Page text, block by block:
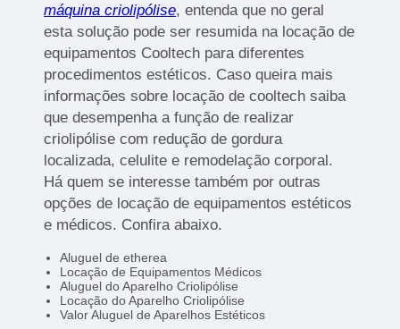
máquina criolipólise, entenda que no geral
esta solução pode ser resumida na locação de
equipamentos Cooltech para diferentes
procedimentos estéticos. Caso queira mais
informações sobre locação de cooltech saiba
que desempenha a função de realizar
criolipólise com redução de gordura
localizada, celulite e remodelação corporal.
Há quem se interesse também por outras
opções de locação de equipamentos estéticos
e médicos. Confira abaixo.
Aluguel de etherea
Locação de Equipamentos Médicos
Aluguel do Aparelho Criolipólise
Locação do Aparelho Criolipólise
Valor Aluguel de Aparelhos Estéticos